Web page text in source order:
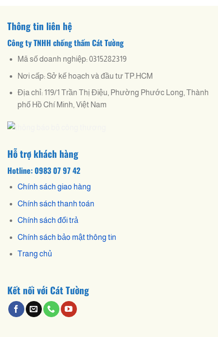
Thông tin liên hệ
Công ty TNHH chống thấm Cát Tường
Mã số doanh nghiệp: 0315282319
Nơi cấp: Sở kế hoạch và đầu tư TP.HCM
Địa chỉ: 119/1 Trần Thị Điệu, Phường Phước Long, Thành
phố Hồ Chí Minh, Việt Nam
Hỗ trợ khách hàng
Hotline: 0983 07 97 42
Chính sách giao hàng
Chính sách thanh toán
Chính sách đổi trả
Chính sách bảo mật thông tin
Trang chủ
Kết nối với Cát Tường